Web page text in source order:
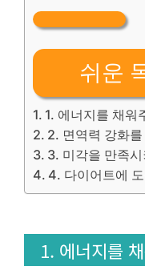
쉬운
1. 에너지를 채워
2. 면역력 강화
3. 미각을 만족
4. 다이어트에
1. 에너지를